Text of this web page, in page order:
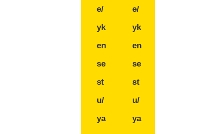
e/
yk
en
se
st
u/
ya
e/
yk
en
se
st
u/
ya